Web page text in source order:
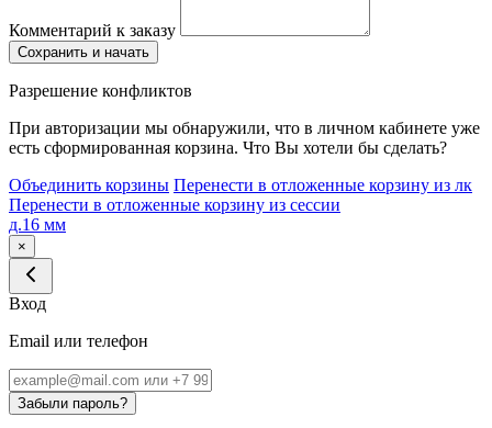
Комментарий к заказу
Сохранить и начать
Разрешение конфликтов
При авторизации мы обнаружили, что в личном кабинете уже
есть сформированная корзина. Что Вы хотели бы сделать?
Объединить корзины Перенести в отложенные корзину из лк
Перенести в отложенные корзину из сессии
д.16 мм
×
Вход
Email или телефон
Забыли пароль?